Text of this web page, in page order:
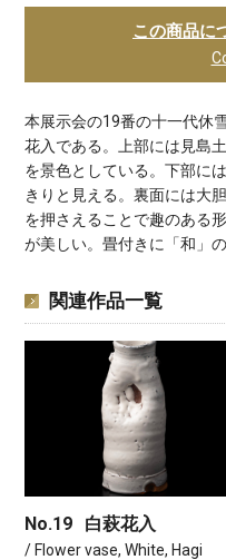
この商品に
本展示会の19番の十一代休
花入である。上部には見島
を景色としている。下部に
きりと見える。裏面には大
を押さえることで趣のある
が美しい。畳付きに「和」
関連作品一覧
No.19 白萩花入
/ Flower vase, White, Hagi